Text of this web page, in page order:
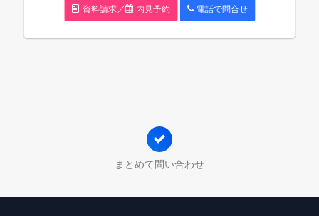
資料請求／ 内見予約 電話で問合せ
まとめて問い合わせ